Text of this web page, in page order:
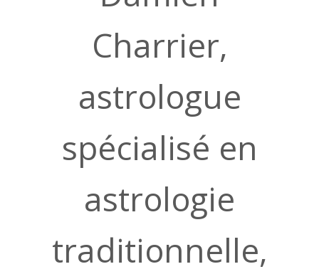
Charrier,
astrologue
spécialisé en
astrologie
traditionnelle,